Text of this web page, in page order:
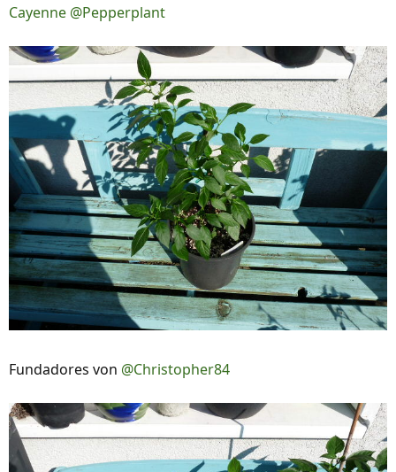
Cayenne @Pepperplant
Fundadores von @Christopher84